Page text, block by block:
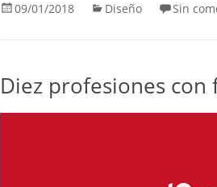
09/01/2018 Diseño Sin
Diez profesiones